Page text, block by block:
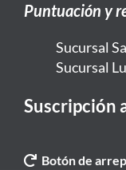
Puntuación y
Sucursal
Sucursal
Suscripción
Botón de